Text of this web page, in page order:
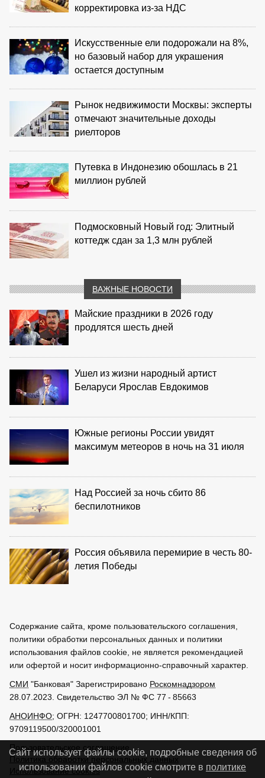
корректировка из‑за НДС
Искусственные ели подорожали на 8%,
но базовый набор для украшения
остается доступным
Рынок недвижимости Москвы: эксперты
отмечают значительные доходы
риелторов
Путевка в Индонезию обошлась в 21
миллион рублей
Подмосковный Новый год: Элитный
коттедж сдан за 1,3 млн рублей
ВАЖНЫЕ НОВОСТИ
Майские праздники в 2026 году
продлятся шесть дней
Ушел из жизни народный артист
Беларуси Ярослав Евдокимов
Южные регионы России увидят
максимум метеоров в ночь на 31 июля
Над Россией за ночь сбито 86
беспилотников
Россия объявила перемирие в честь 80-
летия Победы
Содержание сайта, кроме пользовательского соглашения,
политики обработки персональных данных и политики
использования файлов cookie, не является рекомендацией
или офертой и носит информационно-справочный характер.
СМИ "Банковая" Зарегистрировано Роскомнадзором
28.07.2023. Свидетельство ЭЛ № ФС 77 - 85663
АНОИНФО; ОГРН: 1247700801700; ИНН/КПП:
9709119500/320001001
Пользовательское соглашение
Политика обработки персональных данных
Использование cookies
Сайт использует файлы cookie, подробные сведения об
использовании файлов cookie смотрите в политике